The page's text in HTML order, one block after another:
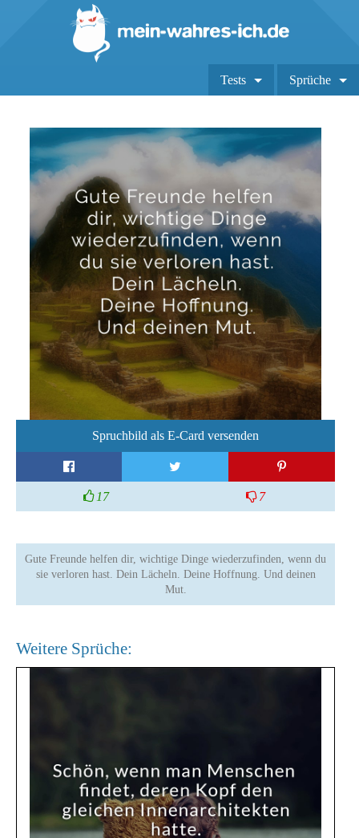
Tests Sprüche
Spruchbild als E-Card versenden
17 7
Gute Freunde helfen dir, wichtige Dinge wiederzufinden, wenn du
sie verloren hast. Dein Lächeln. Deine Hoffnung. Und deinen
Mut.
Weitere Sprüche: